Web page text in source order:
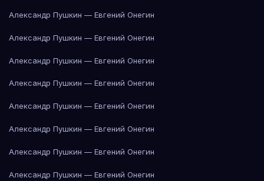
Александр Пушкин — Евгений Онегин
Александр Пушкин — Евгений Онегин
Александр Пушкин — Евгений Онегин
Александр Пушкин — Евгений Онегин
Александр Пушкин — Евгений Онегин
Александр Пушкин — Евгений Онегин
Александр Пушкин — Евгений Онегин
Александр Пушкин — Евгений Онегин